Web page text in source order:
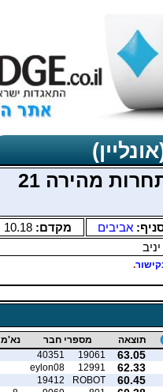
אביבים כרמל שני בוקר תחרות מהירה 21
אביבים מקדם: 10.18
.
תוצאה מספרי חבר נא'מ
63.05
19061
40351
62.33
12991
eylon08
60.45
ROBOT
19412